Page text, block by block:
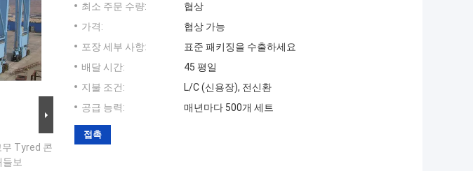
무 Tyred 콘
들보
최소 주문 수량:
협상
가격:
협상 가능
포장 세부 사항:
표준 패키징을 수출하세요
배달 시간:
45 평일
지불 조건:
L/C (신용장), 전신환
공급 능력:
매년마다 500개 세트
접촉